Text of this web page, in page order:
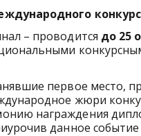
– проводится до 25
первое место,
жюри
награждения
данное